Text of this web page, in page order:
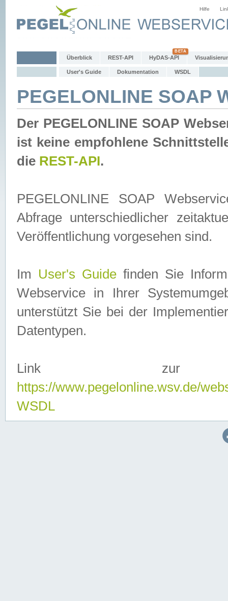
Hilfe
Überblick REST-API HyDAS-API
User's Guide Dokumentation WSDL
PEGELONLINE SOAP
Der PEGELONLINE SOAP
ist keine empfohlene
die REST-API.
PEGELONLINE SOAP
Abfrage unterschiedlicher
Veröffentlichung vorgesehen sind.
Im User's Guidefinden Sie
Webservice in Ihrer
unterstützt Sie bei der
Datentypen.
Link zur
https://www.pegelonline.wsv.de/
WSDL